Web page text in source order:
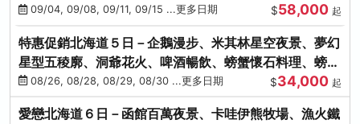
和田湖(不進免稅店)
09/04, 09/08, 09/11, 09/15 ...更多日期 $58,000 起
特惠促銷北海道５日－企鵝漫步、米其林星空夜景、夢幻
星型五稜廓、洞爺花火、啤酒暢飲、螃蟹懷石料理、螃蟹
吃到飽
08/26, 08/28, 08/29, 08/30 ...更多日期 $34,000 起
愛戀北海道６日－函館百萬夜景、卡哇伊熊牧場、漁火鐵